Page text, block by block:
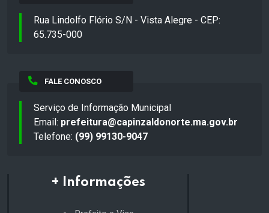
Rua Lindolfo Flório S/N - Vista Alegre - CEP:
65.735-000
FALE CONOSCO
Serviço de Informação Municipal
Email: prefeitura@capinzaldonorte.ma.gov.br
Telefone: (99) 99130-9047
+ Informações